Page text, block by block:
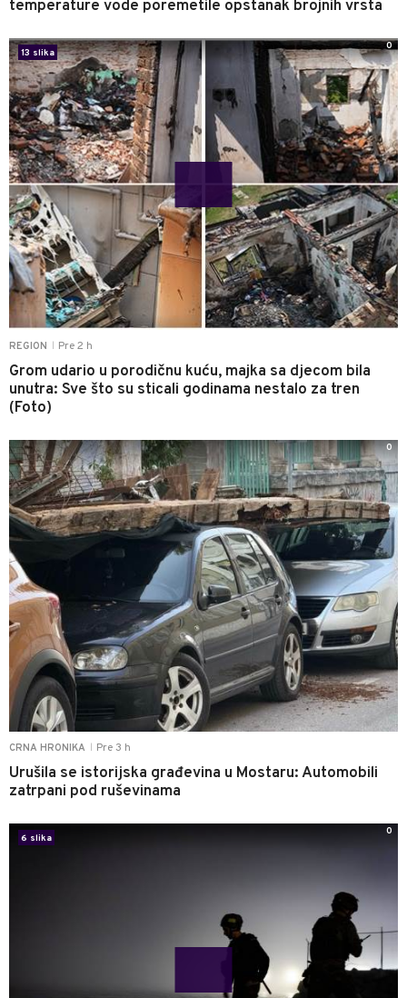
temperature vode poremetile opstanak brojnih vrsta
REGION Pre 2 h
Grom udario u porodičnu kuću, majka sa djecom bila
unutra: Sve što su sticali godinama nestalo za tren
(Foto)
13 slika
0
CRNA HRONIKA Pre 3 h
Urušila se istorijska građevina u Mostaru: Automobili
zatrpani pod ruševinama
0
6 slika
0